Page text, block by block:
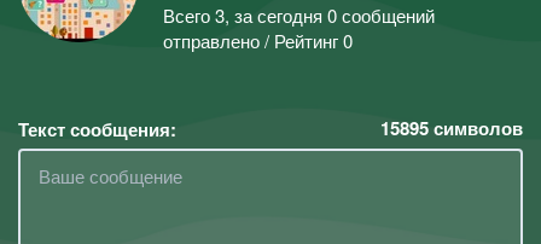
Всего 3, за сегодня 0 сообщений
отправлено / Рейтинг 0
Текст сообщения: 15895символов